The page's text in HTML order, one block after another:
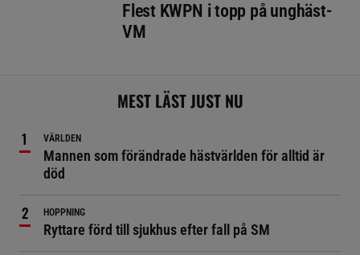
Flest KWPN i topp på unghäst-
VM
MEST LÄST JUST NU
VÄRLDEN
Mannen som förändrade hästvärlden för alltid är
död
HOPPNING
Ryttare förd till sjukhus efter fall på SM